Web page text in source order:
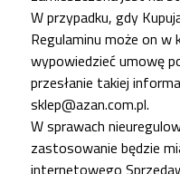
W przypadku, gdy
Regulaminu może on w
wypowiedzieć umowę
przesłanie takiej
sklep@azan.com.pl.
W sprawach
zastosowanie będzie
internetowego